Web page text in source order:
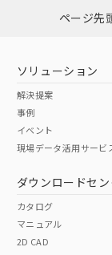
ドはこちら
（日本
（
その
ページ先
ソリューション
解決提案
事例
イベント
現場データ活用サービ
ダウンロードセン
カタログ
マニュアル
2D CAD